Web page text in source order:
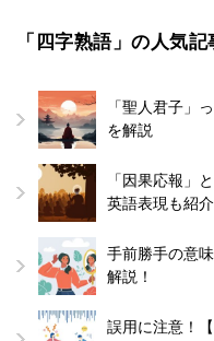
「四字熟語」の人気記
「聖人君子」
を解説
「因果応報」
英語表現も紹介
手前勝手の意
解説！
誤用に注意！